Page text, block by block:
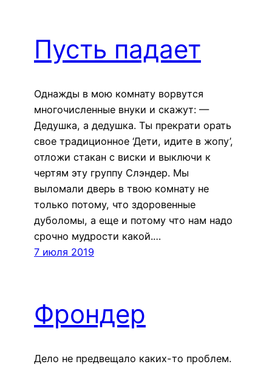
Пусть падает
Однажды в мою комнату ворвутся
многочисленные внуки и скажут: —
Дедушка, а дедушка. Ты прекрати орать
свое традиционное ‘Дети, идите в жопу’,
отложи стакан с виски и выключи к
чертям эту группу Слэндер. Мы
выломали дверь в твою комнату не
только потому, что здоровенные
дуболомы, а еще и потому что нам надо
срочно мудрости какой.…
7 июля 2019
Фрондер
Дело не предвещало каких-то проблем.